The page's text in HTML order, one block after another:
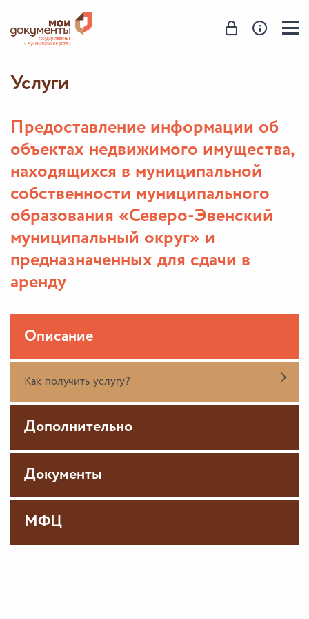
Услуги
Предоставление информации об
объектах недвижимого имущества,
находящихся в муниципальной
собственности муниципального
образования «Северо-Эвенский
муниципальный округ» и
предназначенных для сдачи в
аренду
Описание
Как получить услугу?
Дополнительно
Документы
МФЦ